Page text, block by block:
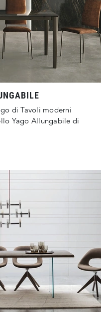
di Tavoli moderni
Yago Allungabile di